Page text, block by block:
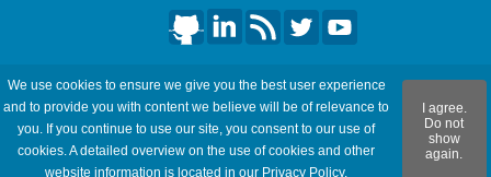
©2026 Aldec, Inc. All Rights Reserved.
Legal | Privacy | Site Map | RSS Feeds | フィードバックを送
信
We use cookies to ensure we give you the best user experience
and to provide you with content we believe will be of relevance to
you. If you continue to use our site, you consent to our use of
cookies. A detailed overview on the use of cookies and other
website information is located in our Privacy Policy.
I agree.
Do not
show
again.